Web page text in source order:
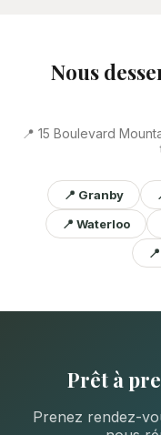
Nous
📍 15 Boulevard
📍 Granby
📍 Waterloo
Prêt à
Prenez rendez-